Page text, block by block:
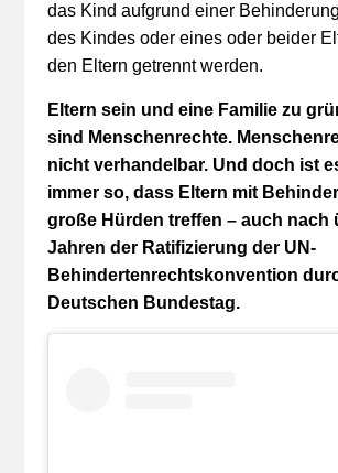
das Kind aufgrund einer
des Kindes oder eines oder beider
den Eltern getrennt werden.
Eltern sein und eine Familie zu
sind Menschenrechte.
nicht verhandelbar. Und doch ist
immer so, dass Eltern mit
große Hürden treffen – auch nach
Jahren der Ratifizierung der UN-
Behindertenrechtskonvention
Deutschen Bundestag.